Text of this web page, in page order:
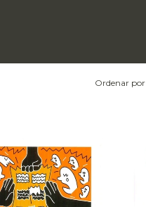
Ordenar por